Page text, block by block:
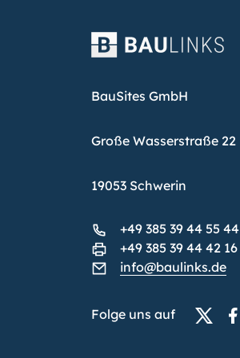
BauSites GmbH
Große Wasserstraße 22
19053 Schwerin
+49 385 39 44 55 44
+49 385 39 44 42 16
info@baulinks.de
Folge uns auf